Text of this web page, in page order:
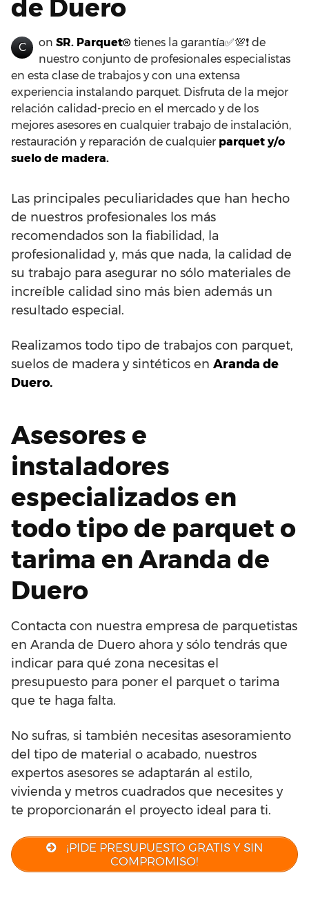
de Duero
C on SR. Parquet® tienes la garantía✅💯❗ de
nuestro conjunto de profesionales especialistas
en esta clase de trabajos y con una extensa
experiencia instalando parquet. Disfruta de la mejor
relación calidad-precio en el mercado y de los
mejores asesores en cualquier trabajo de instalación,
restauración y reparación de cualquier parquet y/o
suelo de madera.
Las principales peculiaridades que han hecho
de nuestros profesionales los más
recomendados son la fiabilidad, la
profesionalidad y, más que nada, la calidad de
su trabajo para asegurar no sólo materiales de
increíble calidad sino más bien además un
resultado especial.
Realizamos todo tipo de trabajos con parquet,
suelos de madera y sintéticos en Aranda de
Duero.
Asesores e
instaladores
especializados en
todo tipo de parquet o
tarima en Aranda de
Duero
Contacta con nuestra empresa de parquetistas
en Aranda de Duero ahora y sólo tendrás que
indicar para qué zona necesitas el
presupuesto para poner el parquet o tarima
que te haga falta.
No sufras, si también necesitas asesoramiento
del tipo de material o acabado, nuestros
expertos asesores se adaptarán al estilo,
vivienda y metros cuadrados que necesites y
te proporcionarán el proyecto ideal para ti.
¡PIDE PRESUPUESTO GRATIS Y SIN
COMPROMISO!